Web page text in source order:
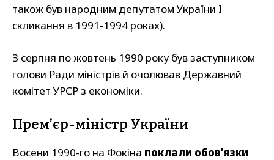
також був народним депутатом України I
скликання в 1991-1994 роках).
З серпня по жовтень 1990 року був заступником
голови Ради міністрів й очолював Державний
комітет УРСР з економіки.
Прем’єр-міністр України
Восени 1990-го на Фокіна поклали обов’язки